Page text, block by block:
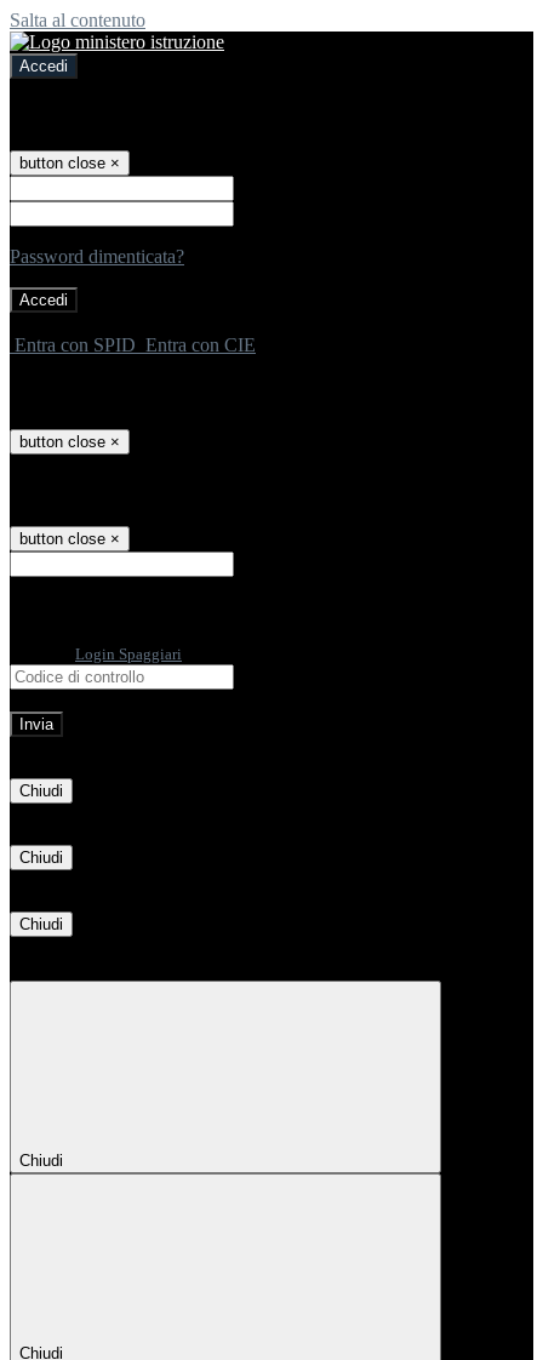
Salta al contenuto
Accedi
button close ×
Password dimenticata?
Entra con SPID Entra con CIE
button close ×
button close ×
Login Spaggiari
Chiudi
Chiudi
Chiudi
Chiudi
Chiudi